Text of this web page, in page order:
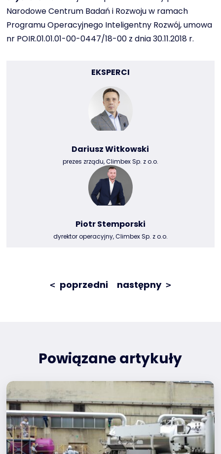
Narodowe Centrum Badań i Rozwoju w ramach
Programu Operacyjnego Inteligentny Rozwój, umowa
nr POIR.01.01.01-00-0447/18-00 z dnia 30.11.2018 r.
EKSPERCI
Dariusz Witkowski
prezes zrządu, Climbex Sp. z o.o.
Piotr Stemporski
dyrektor operacyjny, Climbex Sp. z o.o.
< poprzedni następny >
Powiązane artykuły